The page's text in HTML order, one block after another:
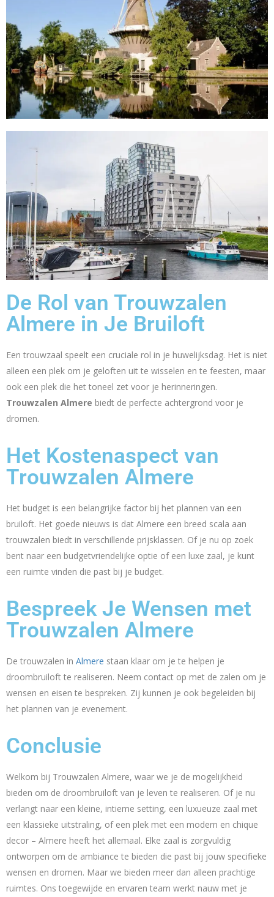
De Rol van Trouwzalen
Almere in Je Bruiloft
Een trouwzaal speelt een cruciale rol in je huwelijksdag. Het is niet
alleen een plek om je geloften uit te wisselen en te feesten, maar
ook een plek die het toneel zet voor je herinneringen.
Trouwzalen Almere biedt de perfecte achtergrond voor je
dromen.
Het Kostenaspect van
Trouwzalen Almere
Het budget is een belangrijke factor bij het plannen van een
bruiloft. Het goede nieuws is dat Almere een breed scala aan
trouwzalen biedt in verschillende prijsklassen. Of je nu op zoek
bent naar een budgetvriendelijke optie of een luxe zaal, je kunt
een ruimte vinden die past bij je budget.
Bespreek Je Wensen met
Trouwzalen Almere
De trouwzalen in Almere staan klaar om je te helpen je
droombruiloft te realiseren. Neem contact op met de zalen om je
wensen en eisen te bespreken. Zij kunnen je ook begeleiden bij
het plannen van je evenement.
Conclusie
Welkom bij Trouwzalen Almere, waar we je de mogelijkheid
bieden om de droombruiloft van je leven te realiseren. Of je nu
verlangt naar een kleine, intieme setting, een luxueuze zaal met
een klassieke uitstraling, of een plek met een modern en chique
decor – Almere heeft het allemaal. Elke zaal is zorgvuldig
ontworpen om de ambiance te bieden die past bij jouw specifieke
wensen en dromen. Maar we bieden meer dan alleen prachtige
ruimtes. Ons toegewijde en ervaren team werkt nauw met je